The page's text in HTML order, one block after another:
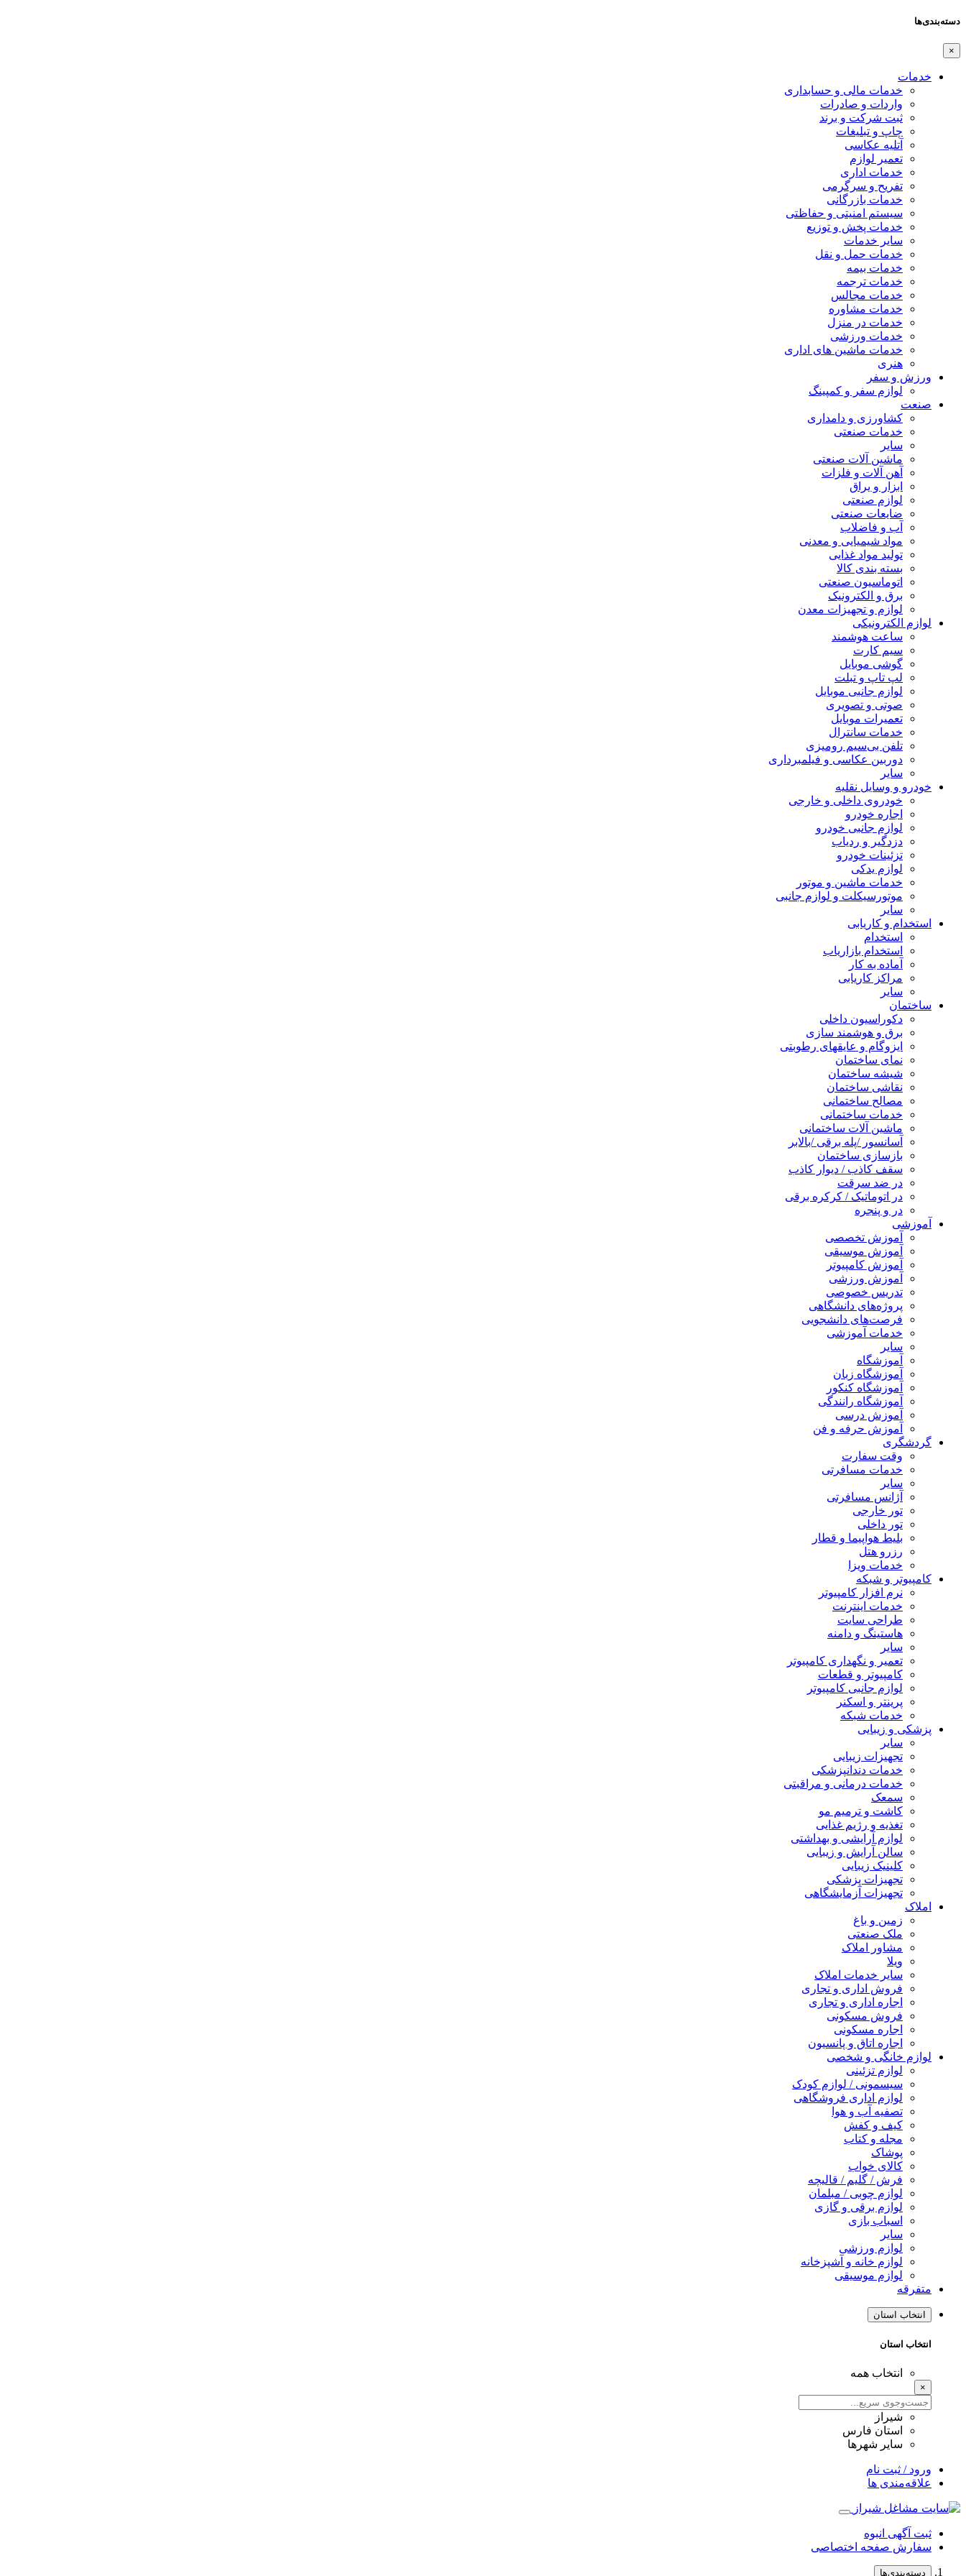
دسته‌بندی‌ها
×
خدمات
خدمات مالی و حسابداری
واردات و صادرات
ثبت شرکت و برند
چاپ و تبلیغات
آتلیه عکاسی
تعمیر لوازم
خدمات اداری
تفریح و سرگرمی
خدمات بازرگانی
سیستم امنیتی و حفاظتی
خدمات پخش و توزیع
سایر خدمات
خدمات حمل و نقل
خدمات بیمه
خدمات ترجمه
خدمات مجالس
خدمات مشاوره
خدمات در منزل
خدمات ورزشی
خدمات ماشین های اداری
هنری
ورزش و سفر
لوازم سفر و کمپینگ
صنعت
کشاورزی و دامداری
خدمات صنعتی
سایر
ماشین آلات صنعتی
آهن آلات و فلزات
ابزار و یراق
لوازم صنعتی
ضایعات صنعتی
آب و فاضلاب
مواد شیمیایی و معدنی
تولید مواد غذایی
بسته بندی کالا
اتوماسیون صنعتی
برق و الکترونیک
لوازم و تجهیزات معدن
لوازم الکترونیکی
ساعت هوشمند
سیم کارت
گوشی موبایل
لپ تاپ و تبلت
لوازم جانبی موبایل
صوتی و تصویری
تعمیرات موبایل
خدمات سانترال
تلفن بی‌سیم رومیزی
دوربین عکاسی و فیلمبرداری
سایر
خودرو و وسایل نقلیه
خودروی داخلی و خارجی
اجاره خودرو
لوازم جانبی خودرو
دزدگیر و ردیاب
تزئینات خودرو
لوازم یدکی
خدمات ماشین و موتور
موتورسیکلت و لوازم جانبی
سایر
استخدام و کاریابی
استخدام
استخدام بازاریاب
آماده به کار
مراکز کاریابی
سایر
ساختمان
دکوراسیون داخلی
برق و هوشمند سازی
ایزوگام و عایقهای رطوبتی
نمای ساختمان
شیشه ساختمان
نقاشی ساختمان
مصالح ساختمانی
خدمات ساختمانی
ماشین آلات ساختمانی
آسانسور /پله برقی /بالابر
بازسازی ساختمان
سقف کاذب / دیوار کاذب
در ضد سرقت
در اتوماتیک / کرکره برقی
در و پنجره
آموزشی
آموزش تخصصی
آموزش موسیقی
آموزش کامپیوتر
آموزش ورزشی
تدریس خصوصی
پروژه‌های دانشگاهی
فرصت‌های دانشجویی
خدمات آموزشی
سایر
آموزشگاه
آموزشگاه زبان
آموزشگاه کنکور
آموزشگاه رانندگی
آموزش درسی
آموزش حرفه و فن
گردشگری
وقت سفارت
خدمات مسافرتی
سایر
آژانس مسافرتی
تور خارجی
تور داخلی
بلیط هواپیما و قطار
رزرو هتل
خدمات ویزا
کامپیوتر و شبکه
نرم افزار کامپیوتر
خدمات اینترنت
طراحی سایت
هاستینگ و دامنه
سایر
تعمیر و نگهداری کامپیوتر
کامپیوتر و قطعات
لوازم جانبی کامپیوتر
پرینتر و اسکنر
خدمات شبکه
پزشکی و زیبایی
سایر
تجهیزات زیبایی
خدمات دندانپزشکی
خدمات درمانی و مراقبتی
سمعک
کاشت و ترمیم مو
تغذیه و رژیم غذایی
لوازم آرایشی و بهداشتی
سالن آرایش و زیبایی
کلینیک زیبایی
تجهیزات پزشکی
تجهیزات آزمایشگاهی
املاک
زمین و باغ
ملک صنعتی
مشاور املاک
ویلا
سایر خدمات املاک
فروش اداری و تجاری
اجاره اداری و تجاری
فروش مسکونی
اجاره مسکونی
اجاره اتاق و پانسیون
لوازم خانگی و شخصی
لوازم تزئینی
سیسمونی / لوازم کودک
لوازم اداری فروشگاهی
تصفیه آب و هوا
کیف و کفش
مجله و کتاب
پوشاک
کالای خواب
فرش / گلیم / قالیچه
لوازم چوبی / مبلمان
لوازم برقی و گازی
اسباب بازی
سایر
لوازم ورزشی
لوازم خانه و آشپزخانه
لوازم موسیقی
متفرقه
انتخاب استان
انتخاب استان
انتخاب همه
×
شیراز
استان فارس
سایر شهرها
ورود / ثبت نام
علاقه‌مندی ها
ثبت آگهی انبوه
سفارش صفحه اختصاصی
دسته‌بندی‌ها